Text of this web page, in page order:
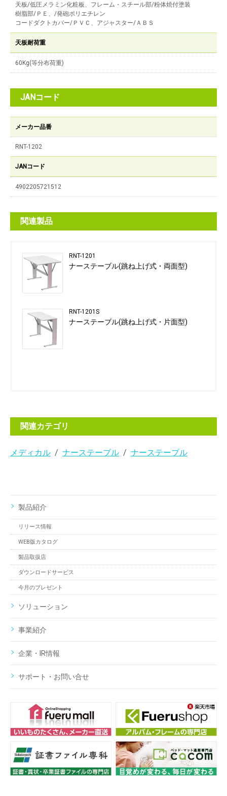
天板/低圧メラミン化粧板、フレーム・スチール部/粉体焼付塗装
樹脂部/ＰＥ、/発砲ポリエチレン
コードダクトカバー/ＰＶＣ、アジャスター/ＡＢＳ
天板耐荷重
60Kg(等分布荷重)
JANコード
メーカー品番
RNT-1202
JANコード
4902205721512
関連製品
RNT-1201
ナーステーブル(跳ね上げ式・両面型)
RNT-1201S
ナーステーブル(跳ね上げ式・片面型)
関連カテゴリ
メディカル ナーステーブル ナーステーブル
製品紹介
リリース情報
WEB版カタログ
製品取扱店
ダウンロードサービス
今月のプレゼント
ソリューション
事業紹介
企業・IR情報
サポート・お問い合せ